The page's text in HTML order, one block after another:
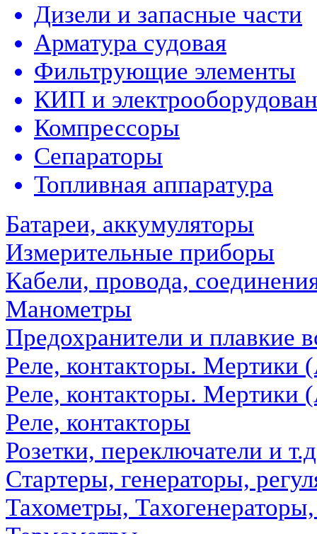
Дизели и запасные части
Арматура судовая
Фильтрующие элементы
КИП и
Компрессоры
Сепараторы
Топливная аппаратура
Батареи, аккумуляторы
Измерительные приборы
Кабели, провода,
Манометры
Предохранители и плавкие
Реле, контакторы.
Реле, контакторы.
Реле, контакторы
Розетки, переключатели и
Стартеры, генераторы,
Тахометры,